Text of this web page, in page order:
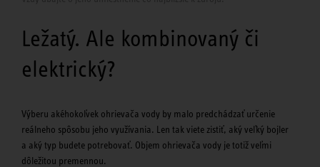
Ležatý. Ale kombinovaný či
elektrický?
Výberu akéhokoľvek ohrievača vody by malo predchádzať určenie
reálneho spôsobu jeho využívania. Len tak viete zistiť, aký veľký bojler
a aký typ budete potrebovať. Objem ohrievača vody je totiž veľmi
dôležitou premennou.